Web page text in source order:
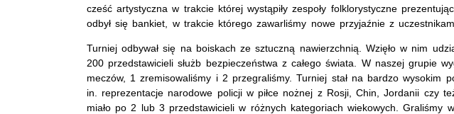
cześć artystyczna w trakcie której wystąpiły zespoły folklorystyczne
odbył się bankiet, w trakcie którego zawarliśmy nowe przyjaźnie z
Turniej odbywał się na boiskach ze sztuczną nawierzchnią. Wzięło w nim
200 przedstawicieli służb bezpieczeństwa z całego świata. W naszej grupie
meczów, 1 zremisowaliśmy i 2 przegraliśmy. Turniej stał na bardzo wysokim
in. reprezentacje narodowe policji w piłce nożnej z Rosji, Chin, Jordanii czy
miało po 2 lub 3 przedstawicieli w różnych kategoriach wiekowych. Graliśmy